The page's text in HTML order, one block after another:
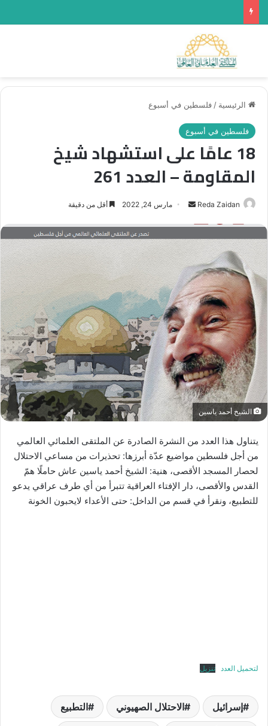
بحث عن
الرئيسية / فلسطين في أسبوع
فلسطين في أسبوع
18 عامًا على استشهاد شيخ
المقاومة – العدد 261
Reda Zaidan
أرسل مارس 24, 2022 أقل من دقيقة
الشيخ أحمد ياسين
يتناول هذا العدد من النشرة الصادرة عن الملتقى العلمائي العالمي
من أجل فلسطين مواضيع عدّة أبرزها: تحذيرات من مساعي الاحتلال
لحصار المسجد الأقصى، هنية: الشيخ أحمد ياسين عاش حاملًا همّ
القدس والأقصى، دار الإفتاء العراقية تتبرأ من أي طرف عراقي يدعو
للتطبيع، ونقرأ في قسم من الداخل: حتى الأعداء لايحبون الخونة
لتحميل العدد تنزيل
إسرائيل الاحتلال الصهيوني التطبيع